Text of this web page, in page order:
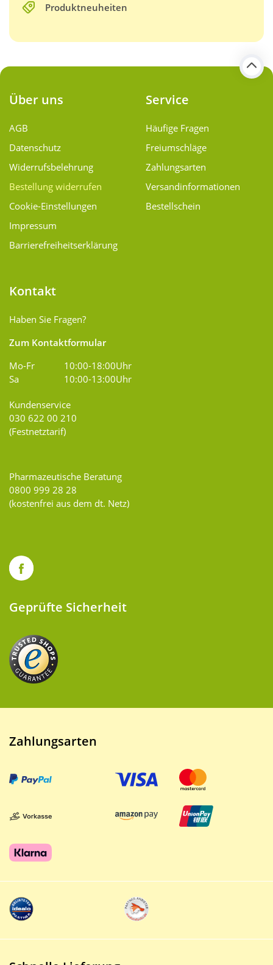
Produktneuheiten
Über uns
AGB
Datenschutz
Widerrufsbelehrung
Bestellung widerrufen
Cookie-Einstellungen
Impressum
Barrierefreiheitserklärung
Service
Häufige Fragen
Freiumschläge
Zahlungsarten
Versand­informationen
Bestellschein
Kontakt
Haben Sie Fragen?
Zum Kontaktformular
Mo-Fr
10:00-18:00Uhr
Sa
10:00-13:00Uhr
Kundenservice
030 622 00 210
(Festnetztarif)
Pharmazeutische Beratung
0800 999 28 28
(kostenfrei aus dem dt. Netz)
Geprüfte Sicherheit
Zahlungsarten